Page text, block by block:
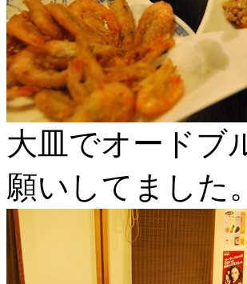
大皿でオードブ
願いしてました。